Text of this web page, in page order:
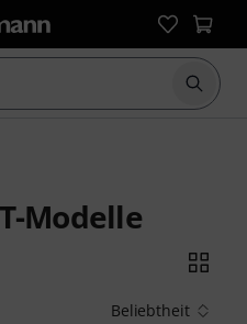
Suche
Modelle
Beliebtheit